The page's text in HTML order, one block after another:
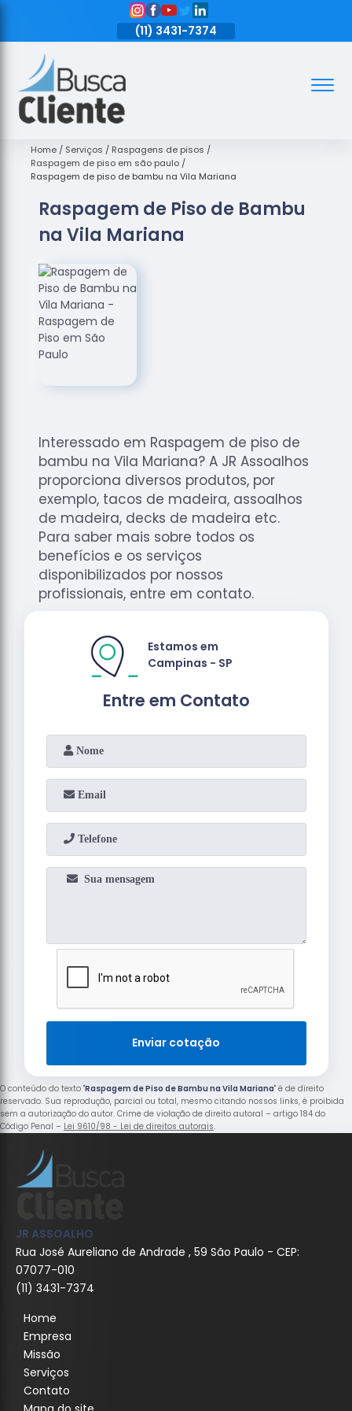
(11) 3431-7374
Assoalhos
de Madeira
Decks de
Empresas
de
de Madeira
Loja de
Assoalhos
Raspagem
de
Raspagem
de Tacos
de
Madeiras
Raspagens
de Pisos
Tacos de
Madeiras
Home Serviços
Raspagens de pisos
Raspagem de piso em são paulo
Raspagem de piso de bambu na Vila Mariana
Raspagem de Piso de Bambu
na Vila Mariana
Interessado em Raspagem de piso de
bambu na Vila Mariana? A JR Assoalhos
proporciona diversos produtos, por
exemplo, tacos de madeira, assoalhos
de madeira, decks de madeira etc.
Para saber mais sobre todos os
benefícios e os serviços
disponibilizados por nossos
profissionais, entre em contato.
Entre em Contato
Estamos em
Campinas - SP
Enviar cotação
O conteúdo do texto "Raspagem de Piso de Bambu na Vila Mariana" é de direito
reservado. Sua reprodução, parcial ou total, mesmo citando nossos links, é proibida
sem a autorização do autor. Crime de violação de direito autoral – artigo 184 do
Código Penal – Lei 9610/98 - Lei de direitos autorais.
JR ASSOALHO
Rua José Aureliano de Andrade , 59 São Paulo - CEP:
07077-010
(11) 3431-7374
Home
Empresa
Missão
Serviços
Contato